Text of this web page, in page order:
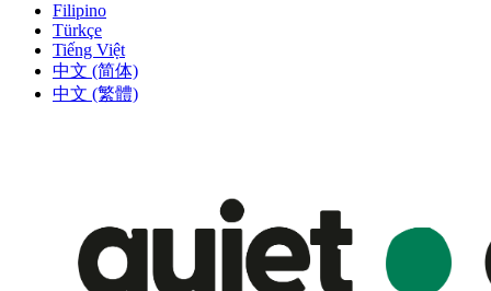
Filipino
Türkçe
Tiếng Việt
中文 (简体)
中文 (繁體)